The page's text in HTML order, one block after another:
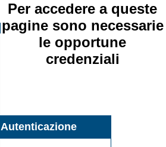
Per accedere a queste
pagine sono necessarie
le opportune
credenziali
Autenticazione